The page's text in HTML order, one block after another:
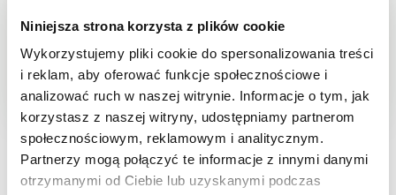
Niniejsza strona korzysta z plików cookie
Wykorzystujemy pliki cookie do spersonalizowania treści
i reklam, aby oferować funkcje społecznościowe i
analizować ruch w naszej witrynie. Informacje o tym, jak
korzystasz z naszej witryny, udostępniamy partnerom
społecznościowym, reklamowym i analitycznym.
Partnerzy mogą połączyć te informacje z innymi danymi
otrzymanymi od Ciebie lub uzyskanymi podczas
Produkt chwilowo niedostępny
Opis Cechy Skład Wartości odżywcze
Kwasek cytrynowy Delecta jest znany w każdym